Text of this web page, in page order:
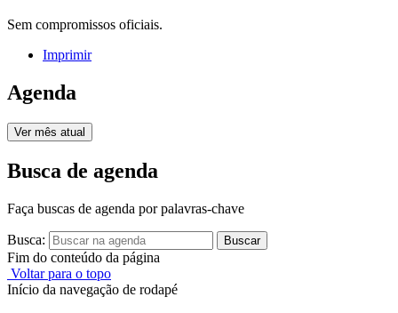
Sem compromissos oficiais.
Imprimir
Agenda
Ver mês atual
Busca de agenda
Faça buscas de agenda por palavras-chave
Busca: Buscar
Fim do conteúdo da página
Voltar para o topo
Início da navegação de rodapé